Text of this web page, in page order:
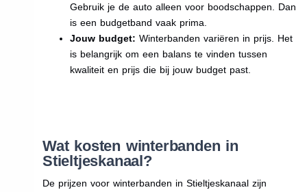
Gebruik je de auto alleen voor boodschappen. Dan
is een budgetband vaak prima.
Jouw budget: Winterbanden variëren in prijs. Het
is belangrijk om een balans te vinden tussen
kwaliteit en prijs die bij jouw budget past.
Wat kosten winterbanden in
Stieltjeskanaal?
De prijzen voor winterbanden in Stieltjeskanaal zijn